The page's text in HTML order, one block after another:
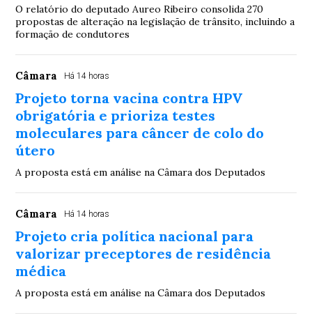
O relatório do deputado Aureo Ribeiro consolida 270
propostas de alteração na legislação de trânsito, incluindo a
formação de condutores
Câmara Há 14 horas
Projeto torna vacina contra HPV
obrigatória e prioriza testes
moleculares para câncer de colo do
útero
A proposta está em análise na Câmara dos Deputados
Câmara Há 14 horas
Projeto cria política nacional para
valorizar preceptores de residência
médica
A proposta está em análise na Câmara dos Deputados